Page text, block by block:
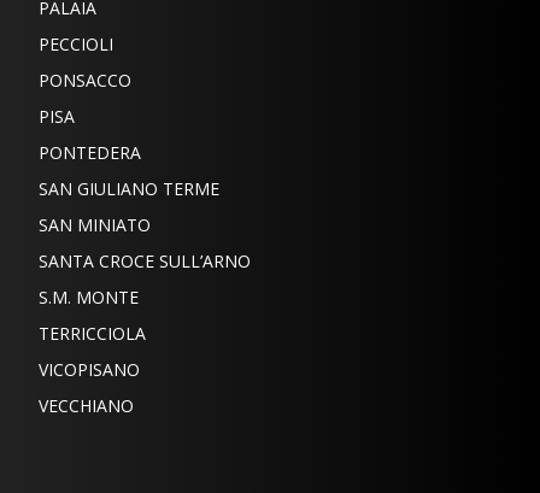
PALAIA
PECCIOLI
PONSACCO
PISA
PONTEDERA
SAN GIULIANO TERME
SAN MINIATO
SANTA CROCE SULL’ARNO
S.M. MONTE
TERRICCIOLA
VICOPISANO
VECCHIANO